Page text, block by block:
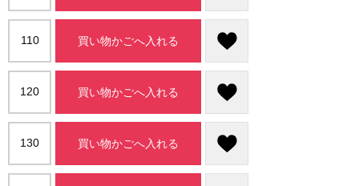
110 買い物かごへ入れる
120 買い物かごへ入れる
130 買い物かごへ入れる